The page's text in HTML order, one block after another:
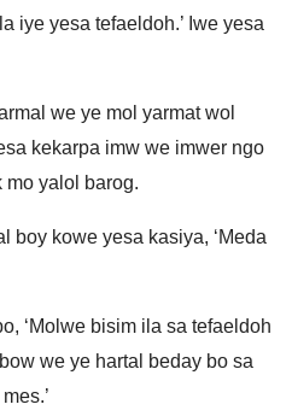
iye yesa tefaeldoh.’ Iwe yesa
we ye mol yarmat wol
kekarpa imw we imwer ngo
mo yalol barog.
boy kowe yesa kasiya, ‘Meda
‘Molwe bisim ila sa tefaeldoh
we ye hartal beday bo sa